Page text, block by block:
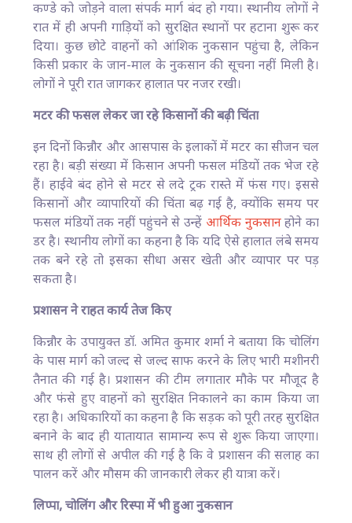
कण्डे को जोड़ने वाला संपर्क मार्ग बंद हो गया। स्थानीय लोगों ने
रात में ही अपनी गाड़ियों को सुरक्षित स्थानों पर हटाना शुरू कर
दिया। कुछ छोटे वाहनों को आंशिक नुकसान पहुंचा है, लेकिन
किसी प्रकार के जान-माल के नुकसान की सूचना नहीं मिली है।
लोगों ने पूरी रात जागकर हालात पर नजर रखी।
मटर की फसल लेकर जा रहे किसानों की बढ़ी चिंता
इन दिनों किन्नौर और आसपास के इलाकों में मटर का सीजन चल
रहा है। बड़ी संख्या में किसान अपनी फसल मंडियों तक भेज रहे
हैं। हाईवे बंद होने से मटर से लदे ट्रक रास्ते में फंस गए। इससे
किसानों और व्यापारियों की चिंता बढ़ गई है, क्योंकि समय पर
फसल मंडियों तक नहीं पहुंचने से उन्हें आर्थिक नुकसान होने का
डर है। स्थानीय लोगों का कहना है कि यदि ऐसे हालात लंबे समय
तक बने रहे तो इसका सीधा असर खेती और व्यापार पर पड़
सकता है।
प्रशासन ने राहत कार्य तेज किए
किन्नौर के उपायुक्त डॉ. अमित कुमार शर्मा ने बताया कि चोलिंग
के पास मार्ग को जल्द से जल्द साफ करने के लिए भारी मशीनरी
तैनात की गई है। प्रशासन की टीम लगातार मौके पर मौजूद है
और फंसे हुए वाहनों को सुरक्षित निकालने का काम किया जा
रहा है। अधिकारियों का कहना है कि सड़क को पूरी तरह सुरक्षित
बनाने के बाद ही यातायात सामान्य रूप से शुरू किया जाएगा।
साथ ही लोगों से अपील की गई है कि वे प्रशासन की सलाह का
पालन करें और मौसम की जानकारी लेकर ही यात्रा करें।
लिप्पा, चोलिंग और रिस्पा में भी हुआ नुकसान